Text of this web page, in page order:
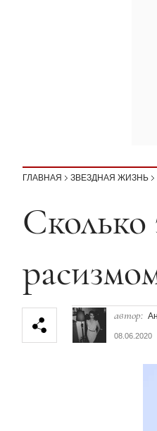
ГЛАВНАЯ ЗВЕЗДНАЯ ЖИЗНЬ
Секция
Сколько
автор:
08.06.2020